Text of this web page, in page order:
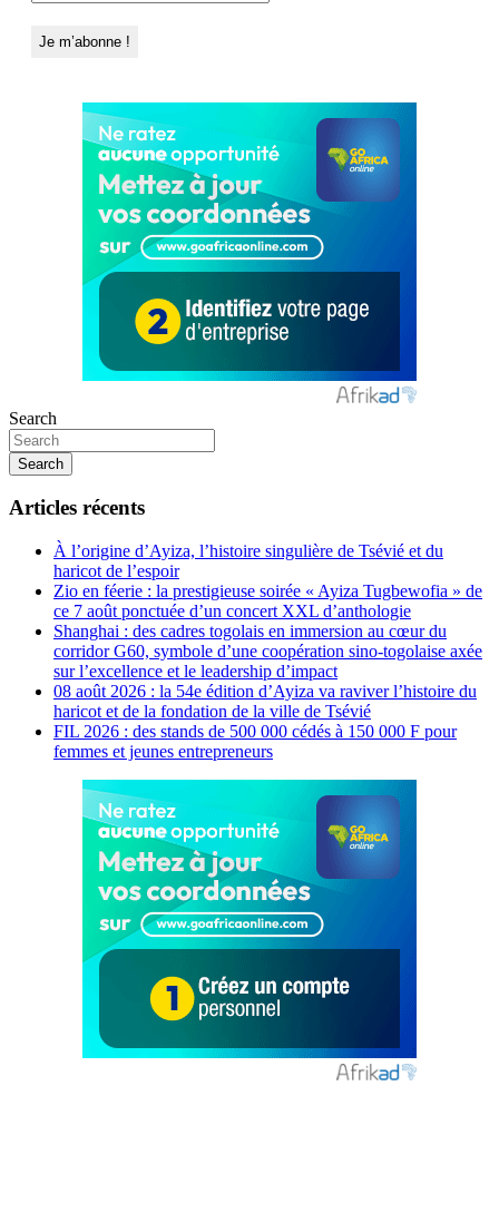
Search
Search
Articles récents
À l’origine d’Ayiza, l’histoire singulière de Tsévié et du
haricot de l’espoir
Zio en féerie : la prestigieuse soirée « Ayiza Tugbewofia » de
ce 7 août ponctuée d’un concert XXL d’anthologie
Shanghai : des cadres togolais en immersion au cœur du
corridor G60, symbole d’une coopération sino-togolaise axée
sur l’excellence et le leadership d’impact
08 août 2026 : la 54e édition d’Ayiza va raviver l’histoire du
haricot et de la fondation de la ville de Tsévié
FIL 2026 : des stands de 500 000 cédés à 150 000 F pour
femmes et jeunes entrepreneurs